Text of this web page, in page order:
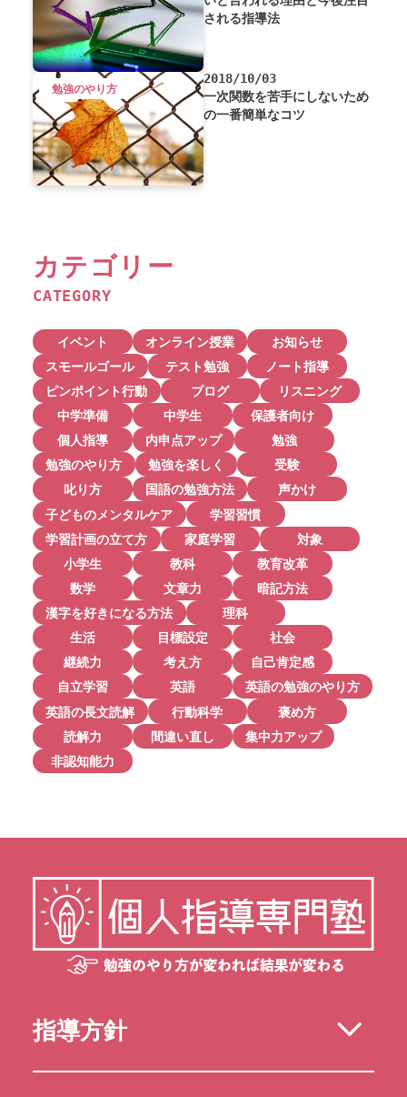
される指導法
2018/10/03
一次関数を苦手にしないため
の一番簡単なコツ
勉強のやり方
カテゴリー
CATEGORY
イベント オンライン授業
お知らせ
スモールゴール
テスト勉強
ノート指導
ピンポイント行動
ブログ
リスニング
中学準備
中学生
保護者向け
個人指導
内申点アップ
勉強
勉強のやり方
勉強を楽しく
受験
叱り方
国語の勉強方法
声かけ
子どものメンタルケア
学習習慣
学習計画の立て方
家庭学習
対象
小学生
教科
教育改革
数学
文章力
暗記方法
漢字を好きになる方法
理科
生活
目標設定
社会
継続力
考え方
自己肯定感
自立学習
英語
英語の勉強のやり方
英語の長文読解
行動科学
褒め方
読解力
間違い直し
集中力アップ
非認知能力
指導方針